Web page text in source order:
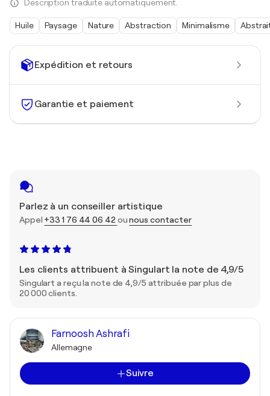
Expédition et retours
Garantie et paiement
Parlez à un conseiller artistique
Appel +33 1 76 44 06 42ounous contacter
Les clients attribuent à Singulart la note de 4,9/5
Singulart a reçu la note de 4,9/5 attribuée par plus de
20 000 clients.
Farnoosh Ashrafi
Allemagne
Suivre
Description traduite automatiquement.
Huile Paysage Nature Abstraction Minimalisme